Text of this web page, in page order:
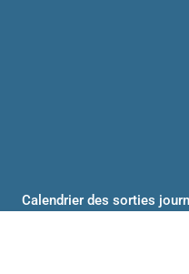
Calendrier des sorties